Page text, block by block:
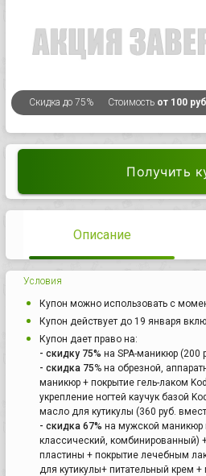
Скидка до 75% Стоимость от 100
Получить
Описание
Условия
Купон можно использовать с
Купон действует до 19 января
Купон дает право на:
- скидку 75% на SPA-маникюр (200
- скидка 75% на обрезной,
маникюр + покрытие гель-лаком
укрепление ногтей каучук базой
масло для кутикулы (360 руб.
- скидка 67% на мужской маникюр
классический, комбинированный)
пластины + покрытие лечебным
для кутикулы+ питательный крем